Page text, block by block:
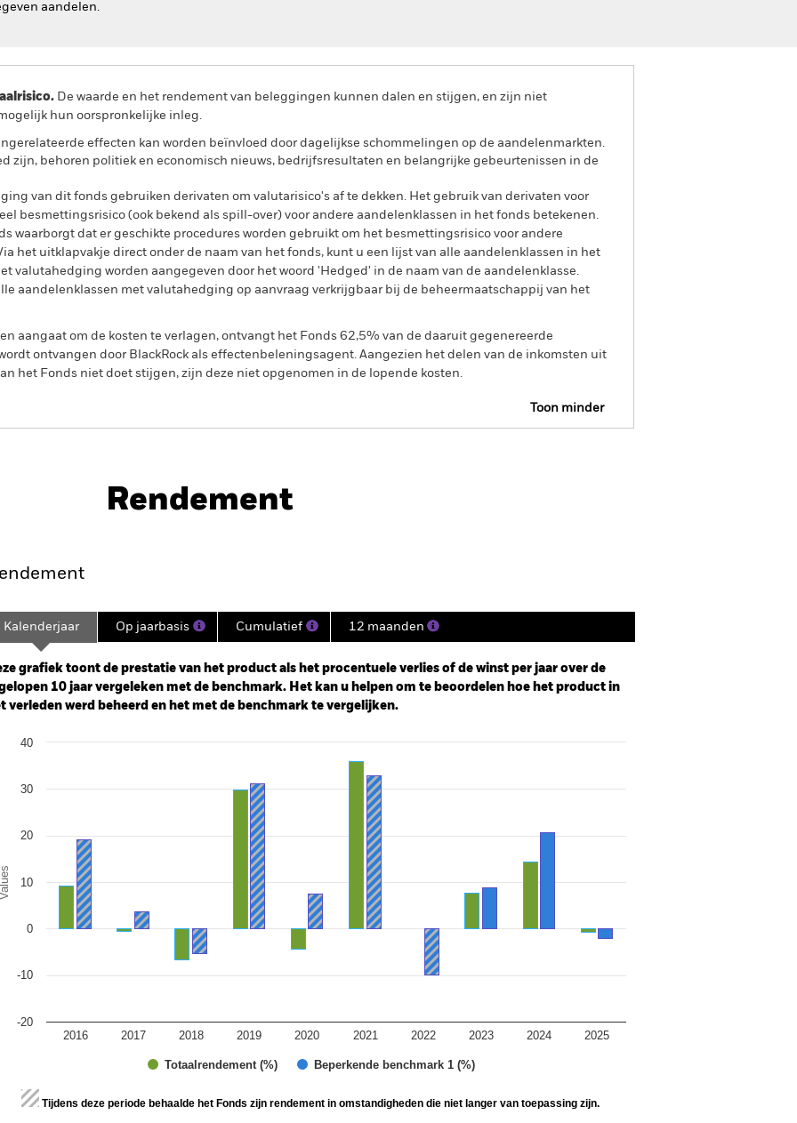
aandelen.
De waarde en het rendement van beleggingen kunnen dalen en stijgen, en zijn niet
hun oorspronkelijke inleg.
effecten kan worden beïnvloed door dagelijkse schommelingen op de aandelenmarkten.
zijn, behoren politiek en economisch nieuws, bedrijfsresultaten en belangrijke gebeurtenissen in de
van dit fonds gebruiken derivaten om valutarisico's af te dekken. Het gebruik van derivaten voor
besmettingsrisico (ook bekend als spill-over) voor andere aandelenklassen in het fonds betekenen.
waarborgt dat er geschikte procedures worden gebruikt om het besmettingsrisico voor andere
het uitklapvakje direct onder de naam van het fonds, kunt u een lijst van alle aandelenklassen in het
valutahedging worden aangegeven door het woord 'Hedged' in de naam van de aandelenklasse.
aandelenklassen met valutahedging op aanvraag verkrijgbaar bij de beheermaatschappij van het
aangaat om de kosten te verlagen, ontvangt het Fonds 62,5% van de daaruit gegenereerde
ontvangen door BlackRock als effectenbeleningsagent. Aangezien het delen van de inkomsten uit
het Fonds niet doet stijgen, zijn deze niet opgenomen in de lopende kosten.
Toon minder
Kerngegevens Managers
Rendement
2001-04-01 00:00:00 to 2026-07-31 00:00:00.
-300 to 600.
Kalenderjaar Op jaarbasis Cumulatief 12 maanden
grafiek toont de prestatie van het product als het procentuele verlies of de winst per jaar over de
10 jaar vergeleken met de benchmark. Het kan u helpen om te beoordelen hoe het product in
verleden werd beheerd en het met de benchmark te vergelijken.
chart with 2 data series.
Values
Totaalrendement (%) Beperkende benchmark 1 (%)
2016 2017 2018 2019 2020 2021 2022 2023 2024 2025
-20
-10
0
10
20
30
40
of interactive chart.
Tijdens deze periode behaalde het Fonds zijn rendement in omstandigheden die niet langer van toepassing zijn.